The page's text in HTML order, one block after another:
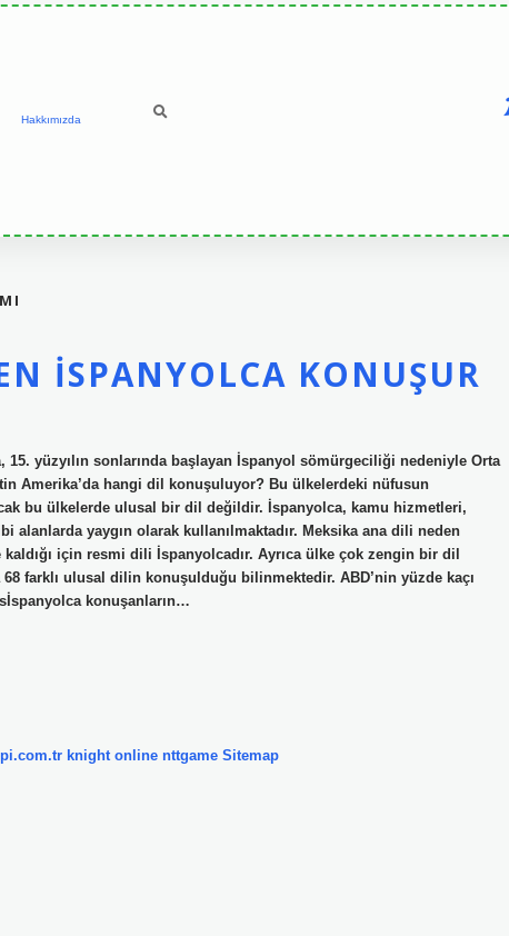
Hakkımızda
İSPANYOLCA KONUŞUR
yüzyılın sonlarında başlayan İspanyol sömürgeciliği nedeniyle Orta
Amerika’da hangi dil konuşuluyor? Bu ülkelerdeki nüfusun
bu ülkelerde ulusal bir dil değildir. İspanyolca, kamu hizmetleri,
alanlarda yaygın olarak kullanılmaktadır. Meksika ana dili neden
için resmi dili İspanyolcadır. Ayrıca ülke çok zengin bir dil
farklı ulusal dilin konuşulduğu bilinmektedir. ABD’nin yüzde kaçı
konuşanların…
knight online nttgame Sitemap